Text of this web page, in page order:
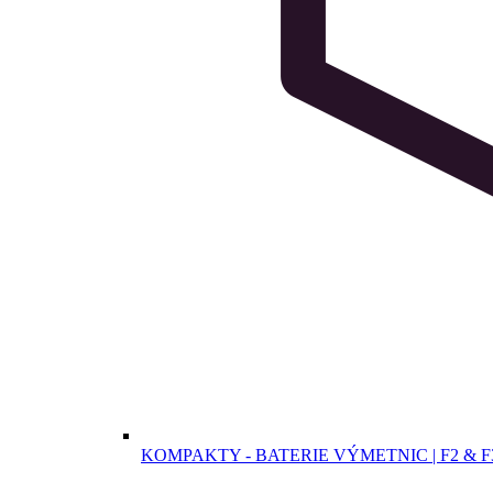
KOMPAKTY - BATERIE VÝMETNIC | F2 &